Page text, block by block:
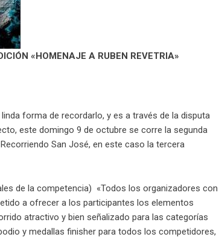
«HOMENAJE A RUBEN REVETRIA»
forma de recordarlo, y es a través de la disputa
este domingo 9 de octubre se corre la segunda
San José, en este caso la tercera
de la competencia) «Todos los organizadores con
a ofrecer a los participantes los elementos
atractivo y bien señalizado para las categorías
y medallas finisher para todos los competidores,